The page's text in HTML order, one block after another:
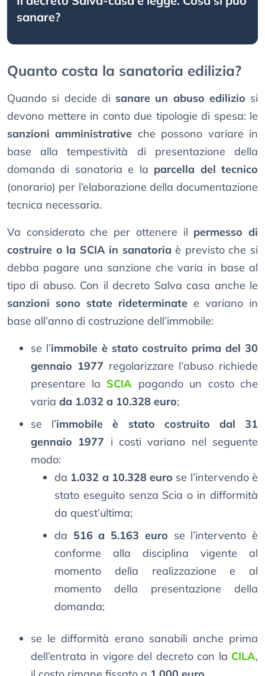
sanare?
Quanto costa la sanatoria edilizia?
Quando si decide di sanare un abuso edilizio si
devono mettere in conto due tipologie di spesa: le
sanzioni amministrative che possono variare in
base alla tempestività di presentazione della
domanda di sanatoria e la parcella del tecnico
(onorario) per l’elaborazione della documentazione
tecnica necessaria.
Va considerato che per ottenere il permesso di
costruire o la SCIA in sanatoria è previsto che si
debba pagare una sanzione che varia in base al
tipo di abuso. Con il decreto Salva casa anche le
sanzioni sono state rideterminate e variano in
base all’anno di costruzione dell’immobile:
se l’immobile è stato costruito prima del 30
gennaio 1977 regolarizzare l’abuso richiede
presentare la SCIA pagando un costo che
varia da 1.032 a 10.328 euro;
se l’immobile è stato costruito dal 31
gennaio 1977 i costi variano nel seguente
modo:
da 1.032 a 10.328 euro se l’intervendo è
stato eseguito senza Scia o in difformità
da quest’ultima;
da 516 a 5.163 euro se l’intervento è
conforme alla disciplina vigente al
momento della realizzazione e al
momento della presentazione della
domanda;
se le difformità erano sanabili anche prima
dell’entrata in vigore del decreto con la CILA,